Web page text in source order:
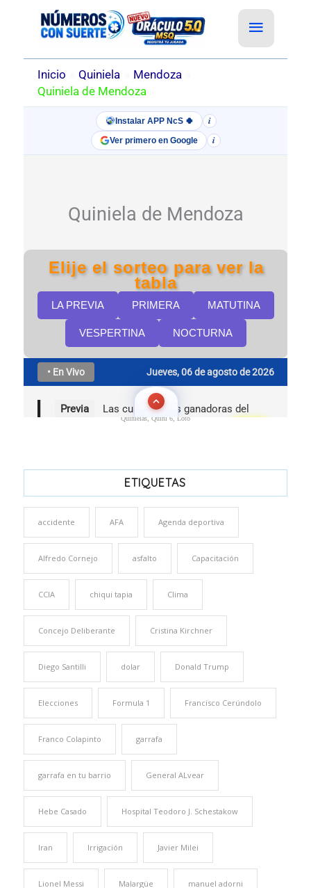
Quinielas, Quini 6, Loto
ETIQUETAS
accidente AFA Agenda deportiva
Alfredo Cornejo asfalto Capacitación
CCIA chiqui tapia Clima
Concejo Deliberante Cristina Kirchner
Diego Santilli dolar Donald Trump
Elecciones Formula 1 Francisco Cerúndolo
Franco Colapinto garrafa
garrafa en tu barrio General ALvear
Hebe Casado Hospital Teodoro J. Schestakow
Iran Irrigación Javier Milei
Lionel Messi Malargüe manuel adorni